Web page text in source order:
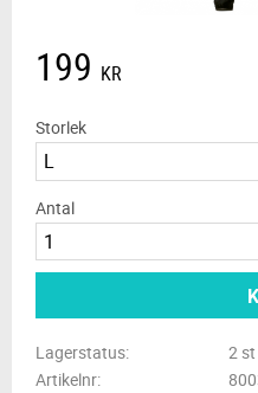
199 KR
Storlek
Antal
Lagerstatus
2
Artikelnr